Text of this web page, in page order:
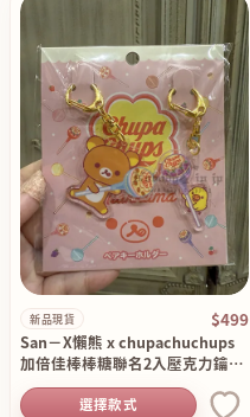
新品現貨 $499
San－X懶熊 x chupachuchups
加倍佳棒棒糖聯名2入壓克力鑰匙
圈組 現貨
選擇款式